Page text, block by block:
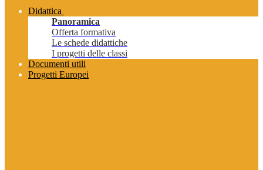
Didattica
Panoramica
Offerta formativa
Le schede didattiche
I progetti delle classi
Documenti utili
Progetti Europei